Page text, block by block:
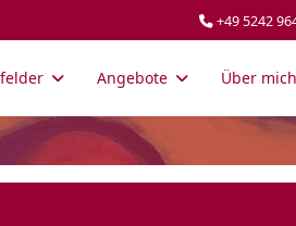
+49 5242
Angebote Über mich